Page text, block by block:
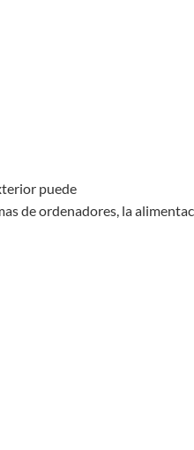
puede
de ordenadores, la